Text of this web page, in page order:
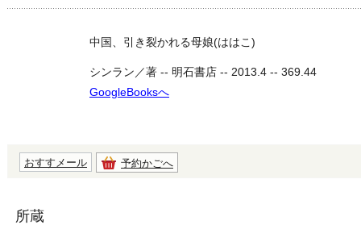
中国、引き裂かれる母娘(ははこ)
シンラン／著 -- 明石書店 -- 2013.4 -- 369.44
GoogleBooksへ
おすすメール 予約かごへ
所蔵